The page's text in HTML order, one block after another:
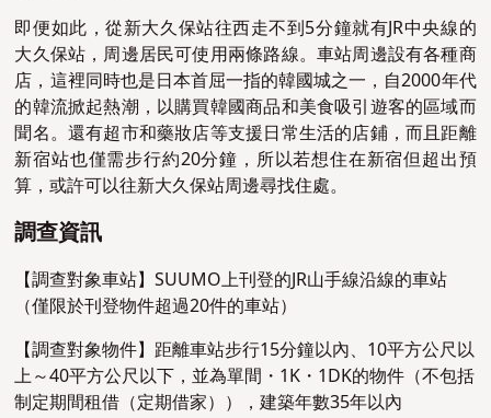
即便如此，從新大久保站往西走不到5分鐘就有JR中央線的
大久保站，周邊居民可使用兩條路線。車站周邊設有各種商
店，這裡同時也是日本首屈一指的韓國城之一，自2000年代
的韓流掀起熱潮，以購買韓國商品和美食吸引遊客的區域而
聞名。還有超市和藥妝店等支援日常生活的店鋪，而且距離
新宿站也僅需步行約20分鐘，所以若想住在新宿但超出預
算，或許可以往新大久保站周邊尋找住處。
調查資訊
【調查對象車站】SUUMO上刊登的JR山手線沿線的車站
（僅限於刊登物件超過20件的車站）
【調查對象物件】距離車站步行15分鐘以內、10平方公尺以
上～40平方公尺以下，並為單間・1K・1DK的物件（不包括
制定期間租借（定期借家）），建築年數35年以內